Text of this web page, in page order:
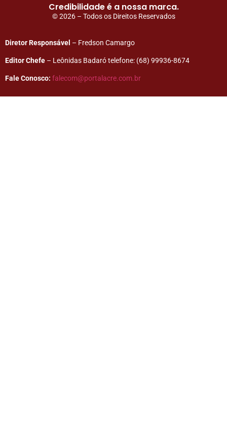
Credibilidade é a nossa marca.
© 2026 – Todos os Direitos Reservados
Diretor Responsável – Fredson Camargo
Editor Chefe – Leônidas Badaró telefone: (68) 99936-8674
Fale Conosco: falecom@portalacre.com.br